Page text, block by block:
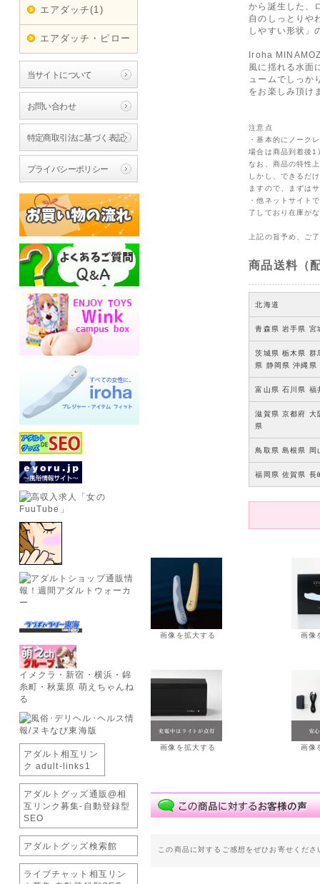
エアダッチ(1)
エアダッチ・ピロー
(1)
当サイトについて
お問い合わせ
特定商取引法に基づく表記
プライバシーポリシー
イメクラ・新宿・横浜・錦
糸町・秋葉原 萌えちゃんね
る
アダルト相互リン
ク adult-links1
アダルトグッズ通販@相
互リンク募集-自動登録型
SEO
アダルトグッズ検索館
ライブチャット相互リン
から誕生した、
自のしっとりや
しやすい形状」
Iroha
風に揺れる水面
ュームでしっか
をお楽しみ頂け
注意点
・基本的にノーク
場合は商品到着後1
なお、商品の特性
しかし、できるだ
ますので、まずは
・他ネットサイト
了しており在庫が
上記の旨予め、ご
商品送料（
北海道
青森県 岩手県 宮
茨城県 栃木県 群
県 静岡県 沖縄県
富山県 石川県 福
滋賀県 京都府 大
県
鳥取県 島根県 岡
福岡県 佐賀県 長
画像を拡大する 画像
画像を拡大する 画像
この商品に対するご感想をぜひお寄せくださ